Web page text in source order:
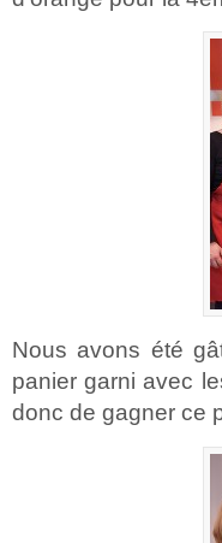
Nous avons été
panier garni avec
donc de gagner ce